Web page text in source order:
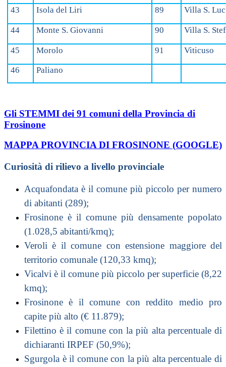
43 Isola del Liri 89 Villa S.
44 Monte S. Giovanni 90 Villa S.
45 Morolo 91 Viticuso
46 Paliano
Gli STEMMI dei 91 comuni della Provincia di
Frosinone
MAPPA PROVINCIA DI FROSINONE (GOOGLE)
Curiosità di rilievo a livello provinciale
Acquafondata è il comune più piccolo per numero
di abitanti (289);
Frosinone è il comune più densamente popolato
(1.028,5 abitanti/kmq);
Veroli è il comune con estensione maggiore del
territorio comunale (120,33 kmq);
Vicalvi è il comune più piccolo per superficie (8,22
kmq);
Frosinone è il comune con reddito medio pro
capite più alto (€ 11.879);
Filettino è il comune con la più alta percentuale di
dichiaranti IRPEF (50,9%);
Sgurgola è il comune con la più alta percentuale di